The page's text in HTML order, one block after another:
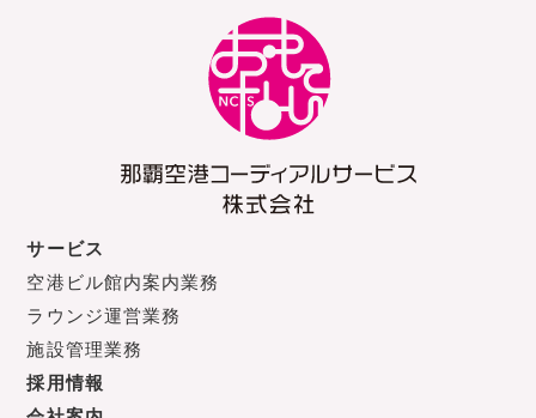
サービス
空港ビル館内案内業務
ラウンジ運営業務
施設管理業務
採用情報